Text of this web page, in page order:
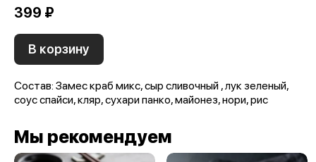
399 ₽
В корзину
Состав: Замес краб микс, сыр сливочный , лук зеленый,
соус спайси, кляр, сухари панко, майонез, нори, рис
Мы рекомендуем